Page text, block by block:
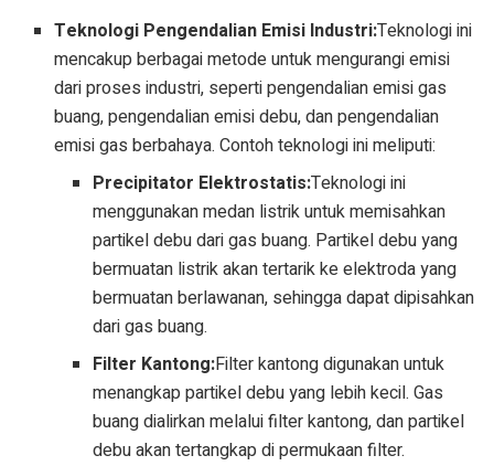
Teknologi Pengendalian Emisi Industri:Teknologi ini
mencakup berbagai metode untuk mengurangi emisi
dari proses industri, seperti pengendalian emisi gas
buang, pengendalian emisi debu, dan pengendalian
emisi gas berbahaya. Contoh teknologi ini meliputi:
Precipitator Elektrostatis:Teknologi ini
menggunakan medan listrik untuk memisahkan
partikel debu dari gas buang. Partikel debu yang
bermuatan listrik akan tertarik ke elektroda yang
bermuatan berlawanan, sehingga dapat dipisahkan
dari gas buang.
Filter Kantong:Filter kantong digunakan untuk
menangkap partikel debu yang lebih kecil. Gas
buang dialirkan melalui filter kantong, dan partikel
debu akan tertangkap di permukaan filter.